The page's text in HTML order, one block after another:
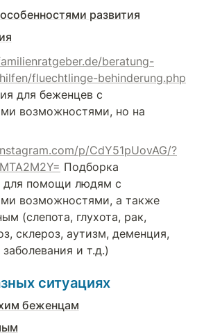
развития
beratung-
fluechtlinge-behinderung.php
для беженцев с
возможностями, но на
p/CdY51pUovAG/?
Подборка
для помощи людям с
возможностями, а также
(слепота, глухота, рак,
склероз, аутизм, деменция,
и т.д.)
ситуациях
беженцам